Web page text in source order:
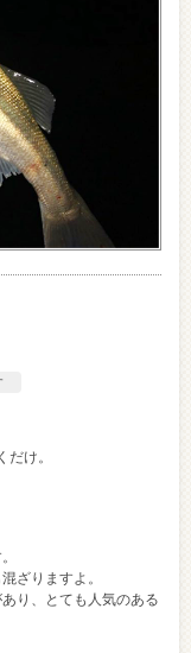
け。
ざりますよ。
り、とても人気のある